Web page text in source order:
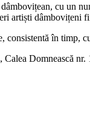
cu un
artiști dâmbovițeni
în timp,
Domnească nr.